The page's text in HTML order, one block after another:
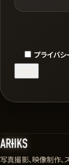
プライバ
写真撮影、映像制作